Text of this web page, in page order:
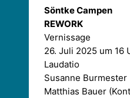
Söntke Campen
REWORK
Vernissage
26. Juli 2025 um 16
Laudatio
Susanne
Matthias Bauer